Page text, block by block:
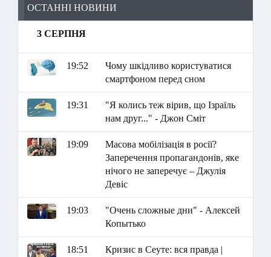
ОСТАННІ НОВИНИ
3 СЕРПНЯ
19:52
Чому шкідливо користуватися
смартфоном перед сном
19:31
"Я колись теж вірив, що Ізраїль
нам друг..." - Джон Сміт
19:09
Масова мобілізація в росії?
Заперечення пропагандонів, яке
нічого не заперечує – Джулія
Девіс
19:03
"Очень сложные дни" - Алексей
Копытько
18:51
Кризис в Сеуте: вся правда |